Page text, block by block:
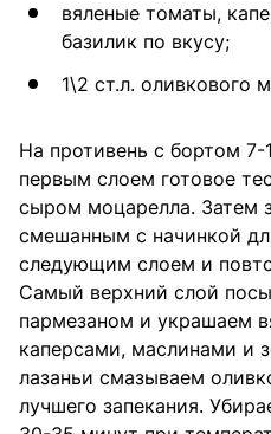
вяленые томаты,
базилик по вкусу;
1\2 ст.л. оливкового
На противень с бортом
первым слоем готовое
сыром моцарелла. Затем
смешанным с начинкой
следующим слоем и
Самый верхний слой
пармезаном и украшаем
каперсами, маслинами и
лазаньи смазываем
лучшего запекания.